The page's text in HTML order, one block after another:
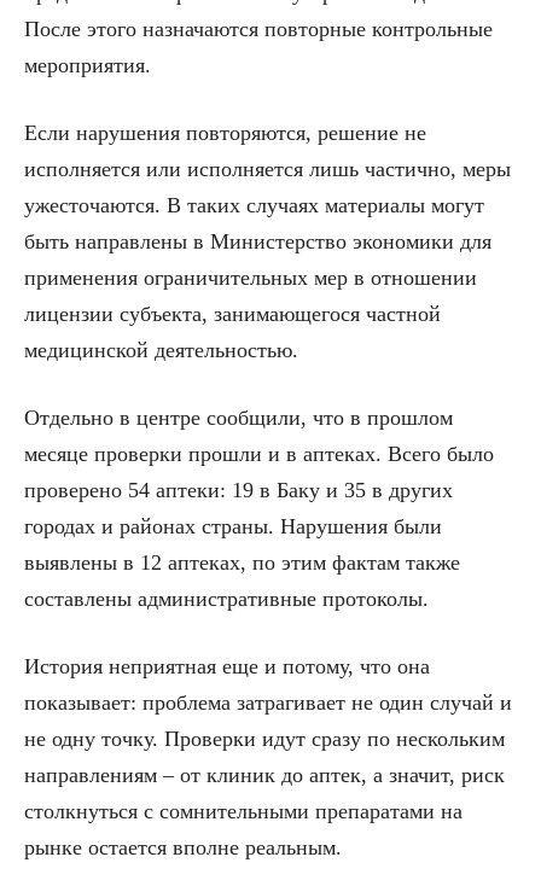
После этого назначаются повторные контрольные
мероприятия.
Если нарушения повторяются, решение не
исполняется или исполняется лишь частично, меры
ужесточаются. В таких случаях материалы могут
быть направлены в Министерство экономики для
применения ограничительных мер в отношении
лицензии субъекта, занимающегося частной
медицинской деятельностью.
Отдельно в центре сообщили, что в прошлом
месяце проверки прошли и в аптеках. Всего было
проверено 54 аптеки: 19 в Баку и 35 в других
городах и районах страны. Нарушения были
выявлены в 12 аптеках, по этим фактам также
составлены административные протоколы.
История неприятная еще и потому, что она
показывает: проблема затрагивает не один случай и
не одну точку. Проверки идут сразу по нескольким
направлениям – от клиник до аптек, а значит, риск
столкнуться с сомнительными препаратами на
рынке остается вполне реальным.